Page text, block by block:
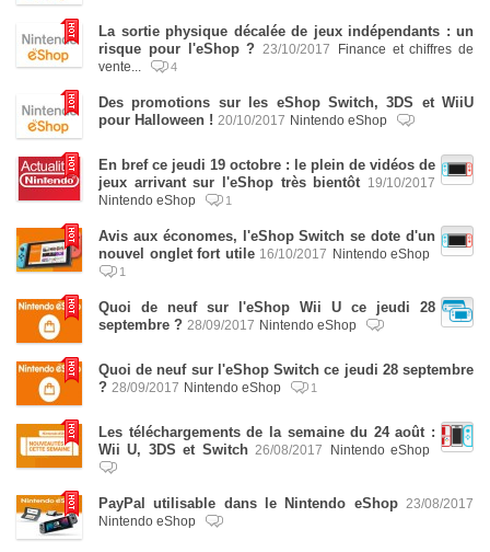
La sortie physique décalée de jeux indépendants : un
risque pour l'eShop ?
23/10/2017
Finance et chiffres de
vente...
4
Des promotions sur les eShop Switch, 3DS et WiiU
pour Halloween ! 20/10/2017 Nintendo eShop
En bref ce jeudi 19 octobre : le plein de vidéos de
jeux arrivant sur l'eShop très bientôt 19/10/2017
Nintendo eShop
1
Avis aux économes, l'eShop Switch se dote d'un
nouvel onglet fort utile 16/10/2017 Nintendo eShop
1
Quoi de neuf sur l'eShop Wii U ce jeudi 28
septembre ? 28/09/2017 Nintendo eShop
Quoi de neuf sur l'eShop Switch ce jeudi 28 septembre
? 28/09/2017 Nintendo eShop 1
Les téléchargements de la semaine du 24 août :
Wii U, 3DS et Switch 26/08/2017 Nintendo eShop
PayPal utilisable dans le Nintendo eShop
23/08/2017
Nintendo eShop